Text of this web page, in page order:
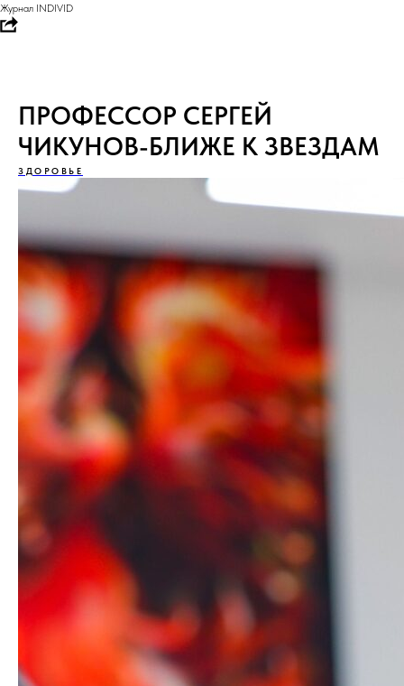
Журнал INDIVID
ПРОФЕССОР СЕРГЕЙ
ЧИКУНОВ-БЛИЖЕ К ЗВЕЗДАМ
ЗДОРОВЬЕ